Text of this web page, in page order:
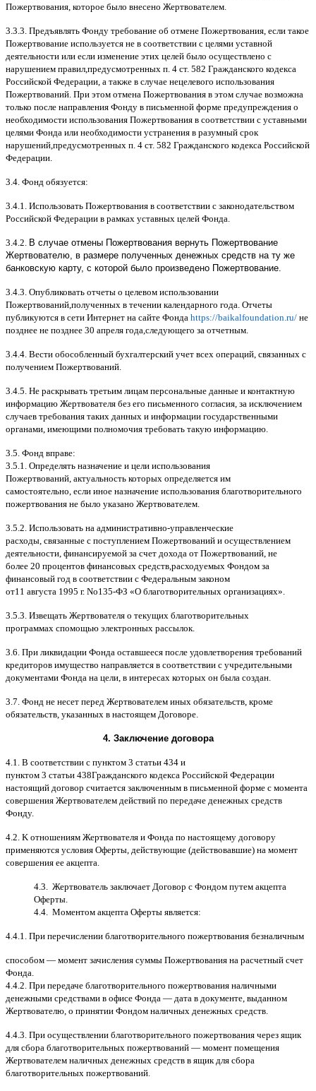
Пожертвования которое было внесено Жертвователем
3.3.3. Предъявлять Фонду требование об отмене Пожертвования если такое
Пожертвование используется не в соответствии с целями уставной
деятельности или если изменение этих целей было осуществлено с
нарушением правил предусмотренных п . 4 ст. 582 Гражданского кодекса
Российской Федерации а также в случае нецелевого использования
Пожертвований При этом отмена Пожертвования в этом случае возможна
только после направления Фонду в письменной форме предупреждения о
необходимости использования Пожертвования в соответствии с уставными
целями Фонда или необходимости устранения в разумный срок
нарушений предусмотренных п . 4 ст. 582 Гражданского кодекса Российской
Федерации
3.4. Фонд обязуется:
3.4.1. Использовать Пожертвования в соответствии с законодательством
Российской Федерации в рамках уставных целей Фонда
3.4.2. В случае отмены Пожертвования вернуть Пожертвование
Жертвователю, в размере полученных денежных средств на ту же
банковскую карту, с которой было произведено Пожертвование.
3.4.3. Опубликовать отчеты о целевом использовании
Пожертвований полученных в течении календарного года Отчеты
публикуются в сети Интернет на сайте Фонда https://baikalfoundation.ru/ не
позднее не позднее 30 апреля года следующего за отчетным
3.4.4. Вести обособленный бухгалтерский учет всех операций связанных с
получением Пожертвований
3.4.5. Не раскрывать третьим лицам персональные данные и контактную
информацию Жертвователя без его письменного согласия за исключением
случаев требования таких данных и информации государственными
органами имеющими полномочия требовать такую информацию
3.5. Фонд вправе:
3.5.1. Определять назначение и цели использования
Пожертвований актуальность которых определяется им
самостоятельно если иное назначение использования благотворительного
пожертвования не было указано Жертвователем
3.5.2. Использовать на административно-управленческие
расходы связанные с поступлением Пожертвований и осуществлением
деятельности финансируемой за счет дохода от Пожертвований не
более 20 процентов финансовых средств расходуемых Фондом за
финансовый год в соответствии с Федеральным законом
от11 августа 1995 г. No135-ФЗ «О благотворительных организациях».
3.5.3. Извещать Жертвователя o текущих благотворительных
программах cпомощью электронных рассылок
3.6. При ликвидации Фонда оставшееся после удовлетворения требований
кредиторов имущество направляется в соответствии с учредительными
документами Фонда на цели в интересах которых он была создан
3.7. Фонд не несет перед Жертвователем иных обязательств кроме
обязательств указанных в настоящем Договоре
4. Заключение договора
4.1. B соответствии с пунктом 3 статьи 434 и
пунктом 3 статьи 438Гражданского кодекса Российской Федерации
настоящий договор считается заключенным в письменной форме c момента
совершения Жертвователем действий по передаче денежных средств
Фонду.
4.2. K отношениям Жертвователя и Фонда по настоящему договору
применяются условия Оферты действующие (действовавшие) на момент
совершения ее акцепта
4.3. Жертвователь заключает Договор c Фондом путем акцепта
Оферты
4.4. Моментом акцепта Оферты является:
4.4.1. При перечислении благотворительного пожертвования безналичным
способом — момент зачисления суммы Пожертвования на расчетный счет
Фонда
4.4.2. При передаче благотворительного пожертвования наличными
денежными средствами в офисе Фонда — дата в документе выданном
Жертвователю o принятии Фондом наличных денежных средств
4.4.3. При осуществлении благотворительного пожертвования через ящик
для сбора благотворительных пожертвований — момент помещения
Жертвователем наличных денежных средств в ящик для сбора
благотворительных пожертвований